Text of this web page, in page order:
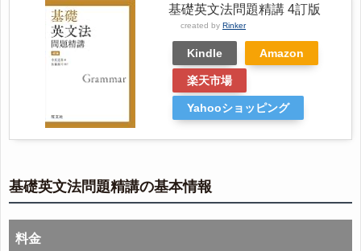
基礎英文法問題精講 4訂版
created by Rinker
Kindle Amazon
楽天市場
Yahooショッピング
基礎英文法問題精講の基本情報
料金